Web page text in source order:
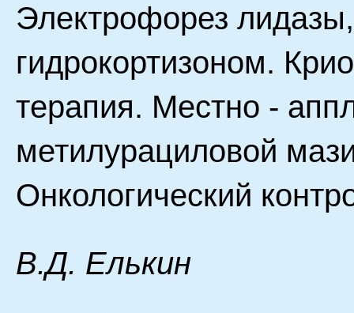
Электрофорез
гидрокортизоном.
терапия. Местно -
метилурациловой
Онкологический
B.Д. Eлькин